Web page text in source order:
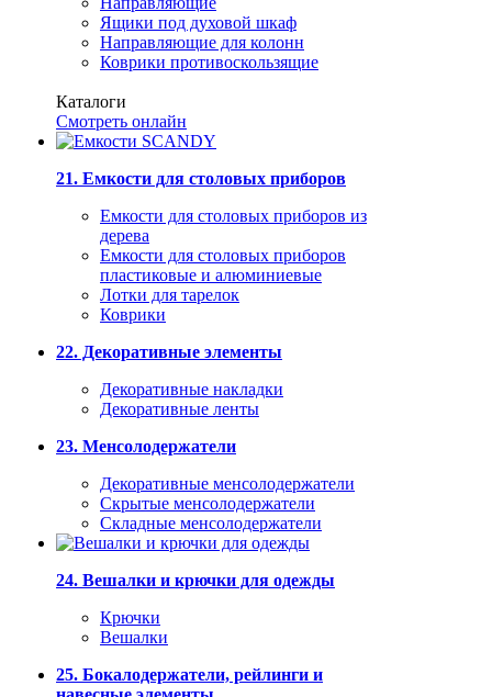
Ящики под духовой шкаф
Направляющие для колонн
Коврики противоскользящие
Каталоги
Смотреть онлайн
21. Емкости для столовых приборов
Емкости для столовых приборов из
дерева
Емкости для столовых приборов
пластиковые и алюминиевые
Лотки для тарелок
Коврики
22. Декоративные элементы
Декоративные накладки
Декоративные ленты
23. Менсолодержатели
Декоративные менсолодержатели
Скрытые менсолодержатели
Складные менсолодержатели
24. Вешалки и крючки для одежды
Крючки
Вешалки
25. Бокалодержатели, рейлинги и